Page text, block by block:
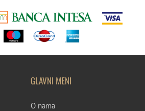
GLAVNI MENI
O nama